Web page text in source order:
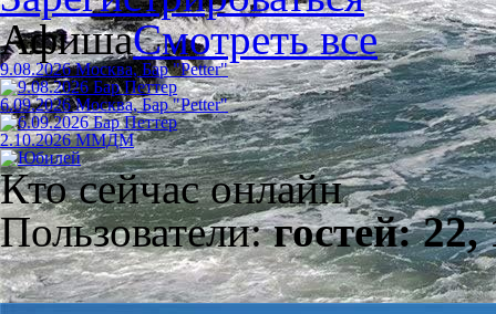
АфишаСмотреть все
9.08.2026 Москва, Бар "Petter"
6.09.2026 Москва, Бар "Petter"
2.10.2026 ММДМ
Кто сейчас онлайн
Пользователи:гостей: 22,